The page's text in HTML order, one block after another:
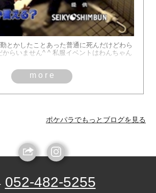
勤とかしたことあった普通に死んだけどわら
からいません^ ^ 私服イベントはわんちゃん
more
ポケパラでもっとブログを見る
052-482-5255